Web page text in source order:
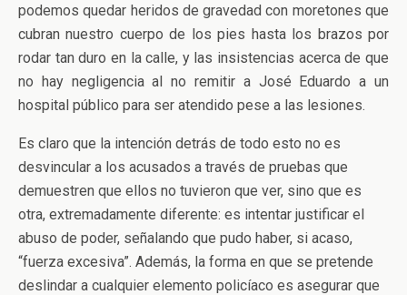
podemos quedar heridos de gravedad con moretones que
cubran nuestro cuerpo de los pies hasta los brazos por
rodar tan duro en la calle, y las insistencias acerca de que
no hay negligencia al no remitir a José Eduardo a un
hospital público para ser atendido pese a las lesiones.
Es claro que la intención detrás de todo esto no es
desvincular a los acusados a través de pruebas que
demuestren que ellos no tuvieron que ver, sino que es
otra, extremadamente diferente: es intentar justificar el
abuso de poder, señalando que pudo haber, si acaso,
“fuerza excesiva”. Además, la forma en que se pretende
deslindar a cualquier elemento policíaco es asegurar que